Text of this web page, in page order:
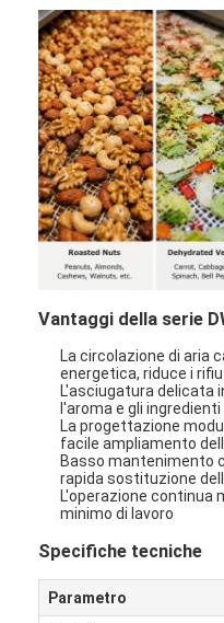
Fatory Tour
Controllo di qualità
Contattaci
notizie
Tutti i casi
Essiccatore di
Essiccatore a letto
Essiccatore di vuoto
Essiccatore di
Aria calda Oven Dryer
Miscelatore
Frantoio universale
Vantaggi della serie
La circolazione di aria
energetica, riduce i
L'asciugatura delicata
l'aroma e gli
La progettazione
facile ampliamento
Basso mantenimento
rapida sostituzione
L'operazione continua
minimo di lavoro
Specifiche tecniche
Parametro